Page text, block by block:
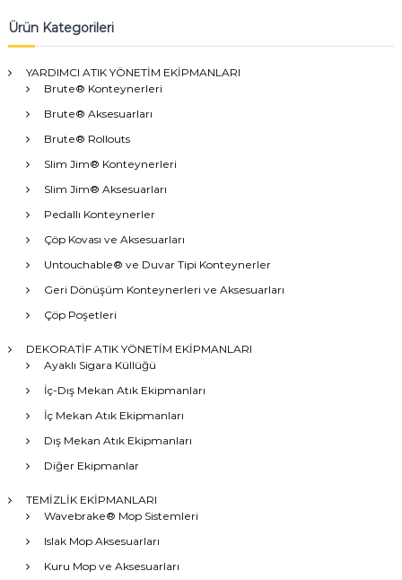
Ürün Kategorileri
YARDIMCI ATIK YÖNETİM EKİPMANLARI
Brute® Konteynerleri
Brute® Aksesuarları
Brute® Rollouts
Slim Jim® Konteynerleri
Slim Jim® Aksesuarları
Pedallı Konteynerler
Çöp Kovası ve Aksesuarları
Untouchable® ve Duvar Tipi Konteynerler
Geri Dönüşüm Konteynerleri ve Aksesuarları
Çöp Poşetleri
DEKORATİF ATIK YÖNETİM EKİPMANLARI
Ayaklı Sigara Küllüğü
İç-Dış Mekan Atık Ekipmanları
İç Mekan Atık Ekipmanları
Dış Mekan Atık Ekipmanları
Diğer Ekipmanlar
TEMİZLİK EKİPMANLARI
Wavebrake® Mop Sistemleri
Islak Mop Aksesuarları
Kuru Mop ve Aksesuarları